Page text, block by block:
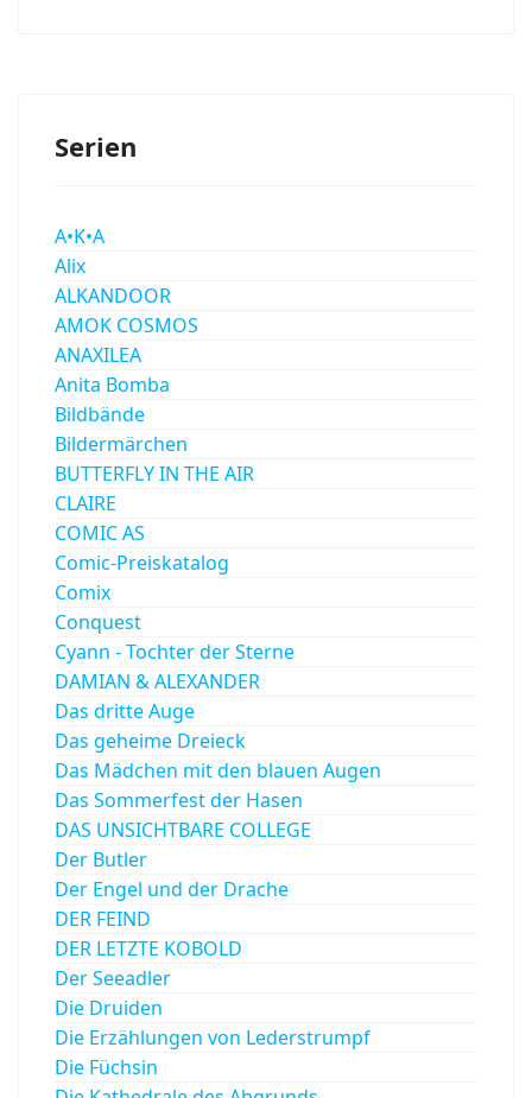
Serien
A•K•A
Alix
ALKANDOOR
AMOK COSMOS
ANAXILEA
Anita Bomba
Bildbände
Bildermärchen
BUTTERFLY IN THE AIR
CLAIRE
COMIC AS
Comic-Preiskatalog
Comix
Conquest
Cyann - Tochter der Sterne
DAMIAN & ALEXANDER
Das dritte Auge
Das geheime Dreieck
Das Mädchen mit den blauen Augen
Das Sommerfest der Hasen
DAS UNSICHTBARE COLLEGE
Der Butler
Der Engel und der Drache
DER FEIND
DER LETZTE KOBOLD
Der Seeadler
Die Druiden
Die Erzählungen von Lederstrumpf
Die Füchsin